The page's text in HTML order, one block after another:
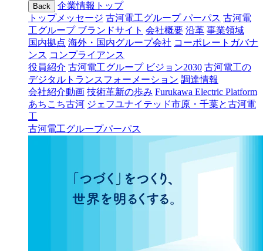
Back
企業情報トップ
トップメッセージ 古河電工グループ パーパス 古河電
工グループ ブランドサイト 会社概要 沿革 事業領域
国内拠点 海外・国内グループ会社 コーポレートガバナ
ンス コンプライアンス
役員紹介 古河電工グループ ビジョン2030 古河電工の
デジタルトランスフォーメーション 調達情報
会社紹介動画 技術革新の歩み Furukawa Electric Platform
あちこち古河 ジェフユナイテッド市原・千葉と古河電
工
古河電工グループパーパス